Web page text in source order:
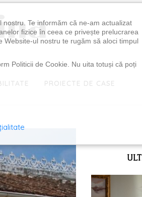
PROIECTE DE CASE
Te informăm că ne-am actualizat
fizice în ceea ce privește prelucrarea
ul nostru te rugăm să aloci timpul
Politicii de Cookie. Nu uita totuși că poți